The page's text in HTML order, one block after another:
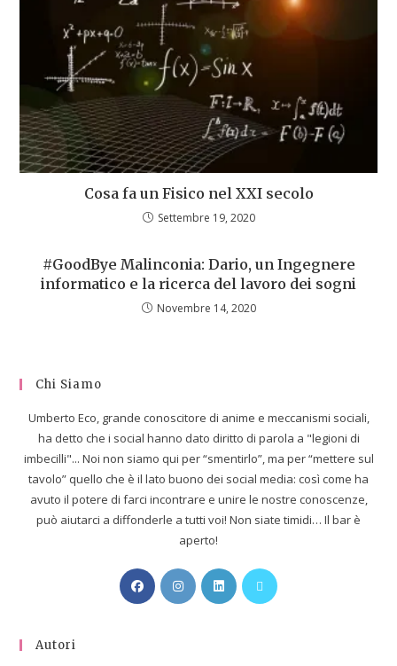
Cosa fa un Fisico nel XXI secolo
Settembre 19, 2020
#GoodBye Malinconia: Dario, un Ingegnere
informatico e la ricerca del lavoro dei sogni
Novembre 14, 2020
Chi Siamo
Umberto Eco, grande conoscitore di anime e meccanismi sociali,
ha detto che i social hanno dato diritto di parola a "legioni di
imbecilli"... Noi non siamo qui per “smentirlo”, ma per “mettere sul
tavolo” quello che è il lato buono dei social media: così come ha
avuto il potere di farci incontrare e unire le nostre conoscenze,
può aiutarci a diffonderle a tutti voi! Non siate timidi… Il bar è
aperto!
Autori